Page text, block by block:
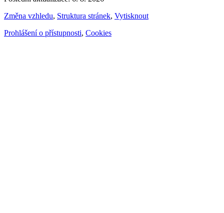
Změna vzhledu, Struktura stránek, Vytisknout
Prohlášení o přístupnosti, Cookies